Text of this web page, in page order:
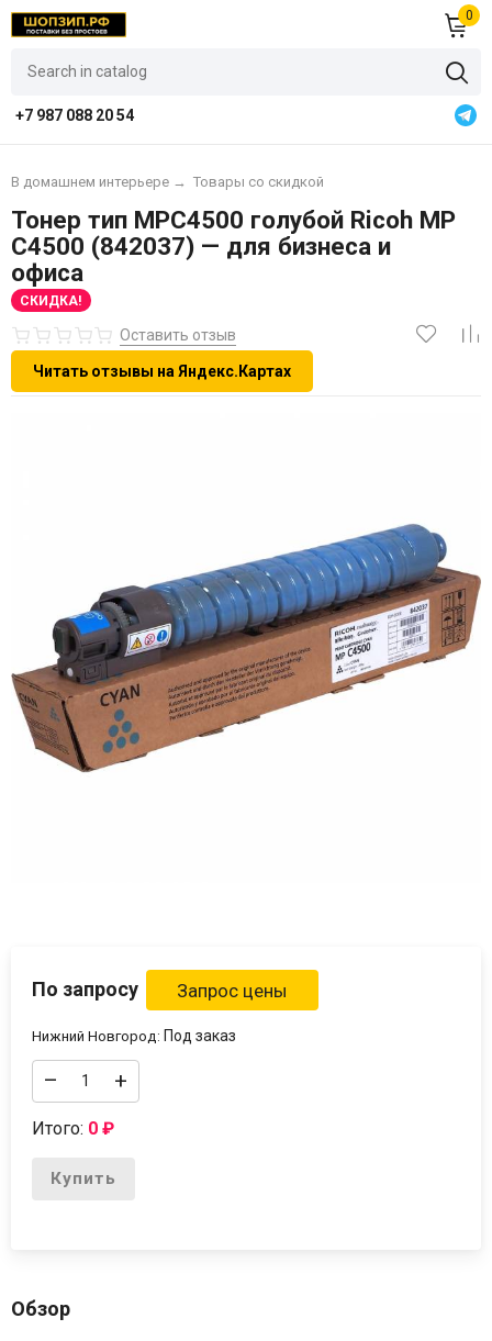
0
+7 987 088 20 54
В домашнем интерьере → Товары со скидкой
Тонер тип MPC4500 голубой Ricoh MP
C4500 (842037) — для бизнеса и
офиса
СКИДКА!
Оставить отзыв
Читать отзывы на Яндекс.Картах
По запросу
Нижний Новгород: Под заказ
– +
Итого: 0₽
Купить
Обзор